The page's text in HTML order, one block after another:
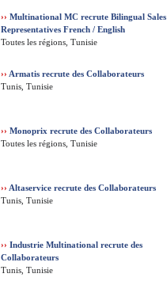
›› Multinational MC recrute Bilingual Sales
Representatives French / English
Toutes les régions, Tunisie
›› Armatis recrute des Collaborateurs
Tunis, Tunisie
›› Monoprix recrute des Collaborateurs
Toutes les régions, Tunisie
›› Altaservice recrute des Collaborateurs
Tunis, Tunisie
›› Industrie Multinational recrute des
Collaborateurs
Tunis, Tunisie